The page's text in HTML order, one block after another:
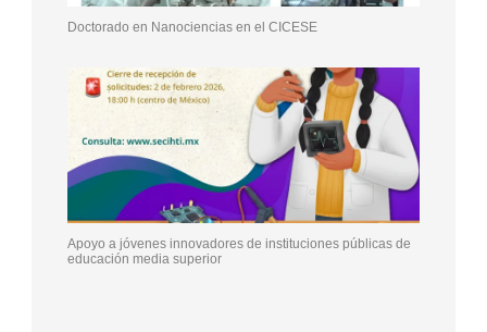
Doctorado en Nanociencias en el CICESE
Apoyo a jóvenes innovadores de instituciones públicas de
educación media superior